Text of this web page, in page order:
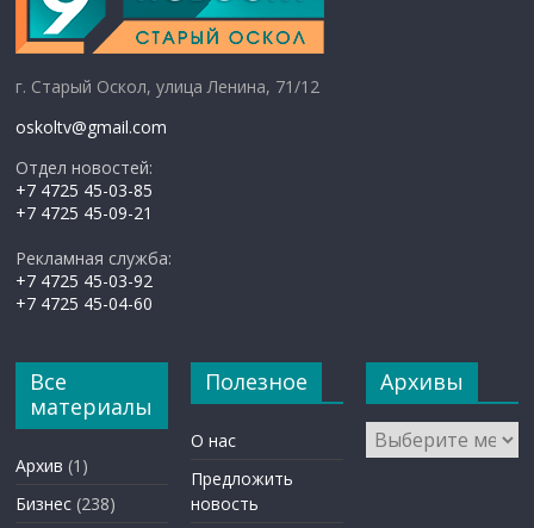
г. Старый Оскол, улица Ленина, 71/12
oskoltv@gmail.com
Отдел новостей:
+7 4725 45-03-85
+7 4725 45-09-21
Рекламная служба:
+7 4725 45-03-92
+7 4725 45-04-60
Все
материалы
Архив (1)
Бизнес (238)
Полезное
О нас
Предложить
новость
Архивы
Архивы